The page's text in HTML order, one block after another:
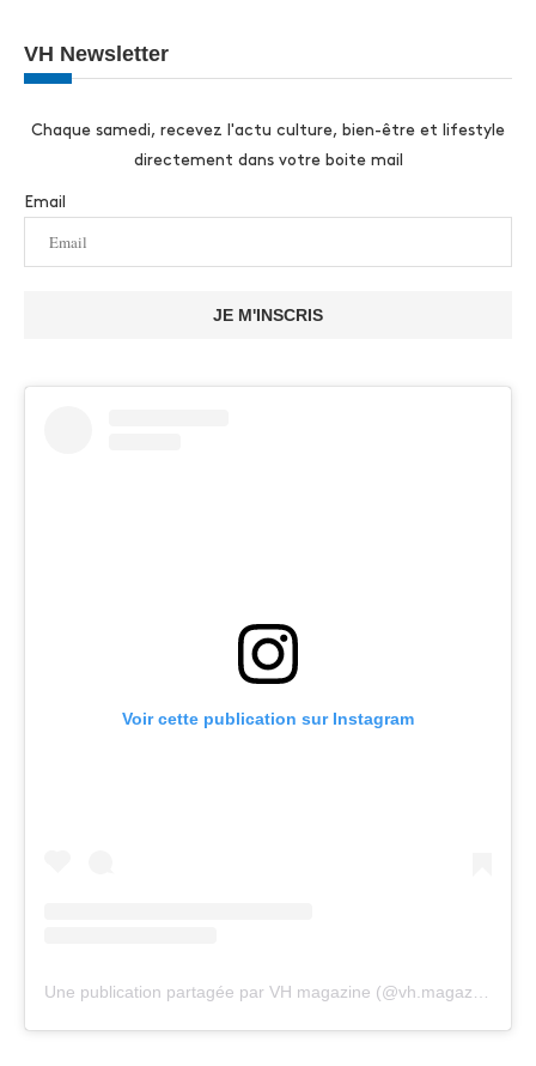
VH Newsletter
Chaque samedi, recevez l'actu culture, bien-être et lifestyle
directement dans votre boite mail
Email
JE M'INSCRIS
Voir cette publication sur Instagram
Une publication partagée par VH magazine (@vh.magazine)